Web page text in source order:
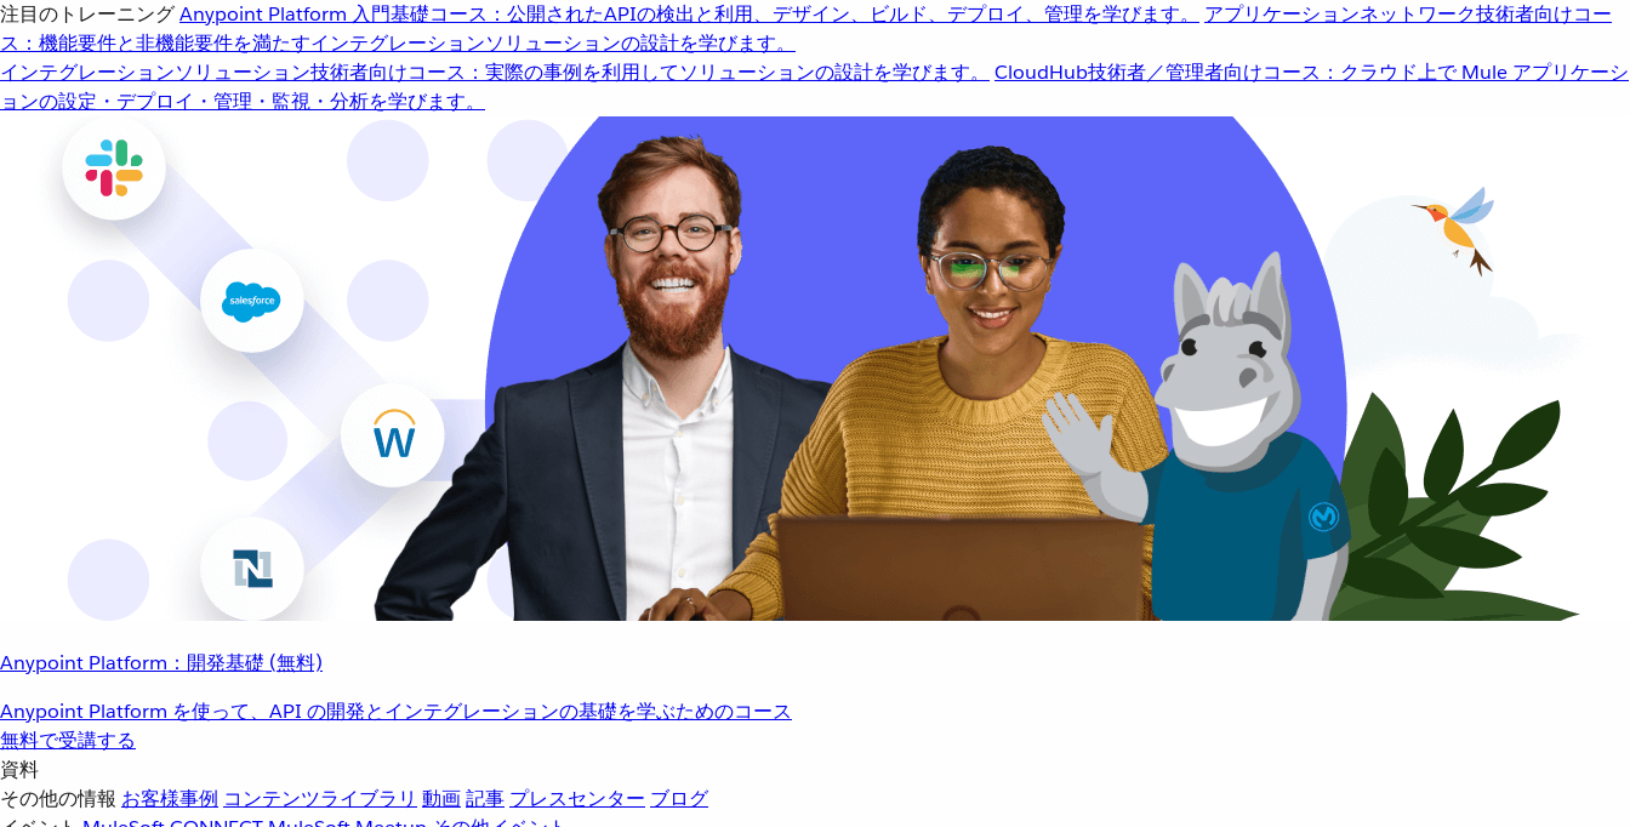
注目のトレーニングAnypoint Platform 入門基礎コース：公開されたAPIの検出と利用、デザイン、ビルド、デプロイ、管理を学びます。 アプリケーションネットワーク技術者向けコー
ス：機能要件と非機能要件を満たすインテグレーションソリューションの設計を学びます。
インテグレーションソリューション技術者向けコース：実際の事例を利用してソリューションの設計を学びます。 CloudHub技術者／管理者向けコース：クラウド上で Mule アプリケーシ
ョンの設定・デプロイ・管理・監視・分析を学びます。
Anypoint Platform：開発基礎 (無料)
Anypoint Platform を使って、API の開発とインテグレーションの基礎を学ぶためのコース
無料で受講する
資料
その他の情報 お客様事例 コンテンツライブラリ 動画記事 プレスセンター ブログ